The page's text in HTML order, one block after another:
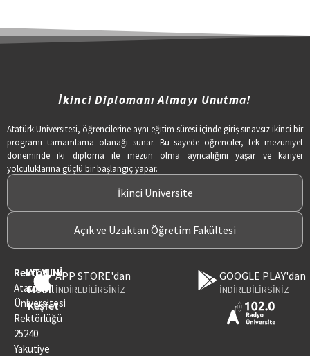
İkinci Diplomanı Almayı Unutma!
Atatürk Üniversitesi, öğrencilerine aynı eğitim süresi içinde giriş sınavsız ikinci bir
programı tamamlama olanağı sunar. Bu sayede öğrenciler, tek mezuniyet
döneminde iki diploma ile mezun olma ayrıcalığını yaşar ve kariyer
yolculuklarına güçlü bir başlangıç yapar.
İkinci Üniversite
Açık ve Uzaktan Öğretim Fakültesi
Rektörlük
Atatürk
Üniversitesi
Rektörlüğü
25240
Yakutiye
ATAUNİ
Mobil
Keşfet
APP STORE'dan
İNDİREBİLİRSİNİZ
GOOGLE PLAY'dan
İNDİREBİLİRSİNİZ